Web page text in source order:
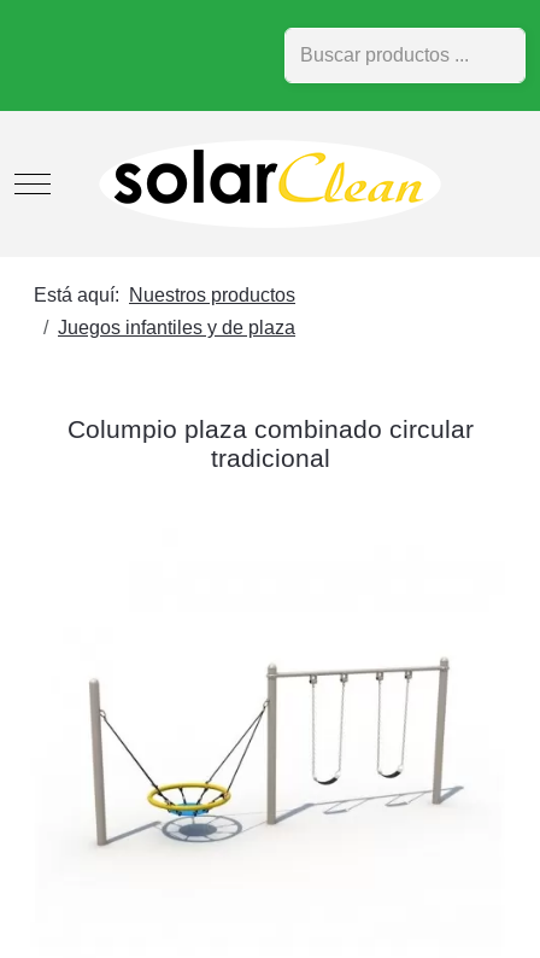
Buscar
Mobile Menu Toggle
Está aquí:
Nuestros productos
Juegos infantiles y de plaza
Columpio plaza combinado circular
tradicional